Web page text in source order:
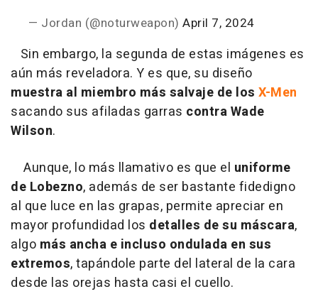
— Jordan (@noturweapon) April 7, 2024
Sin embargo, la segunda de estas imágenes es
aún más reveladora. Y es que, su diseño
muestra al miembro más salvaje de los X-Men
sacando sus afiladas garras contra Wade
Wilson.
Aunque, lo más llamativo es que el uniforme
de Lobezno, además de ser bastante fidedigno
al que luce en las grapas, permite apreciar en
mayor profundidad los detalles de su máscara,
algo más ancha e incluso ondulada en sus
extremos, tapándole parte del lateral de la cara
desde las orejas hasta casi el cuello.